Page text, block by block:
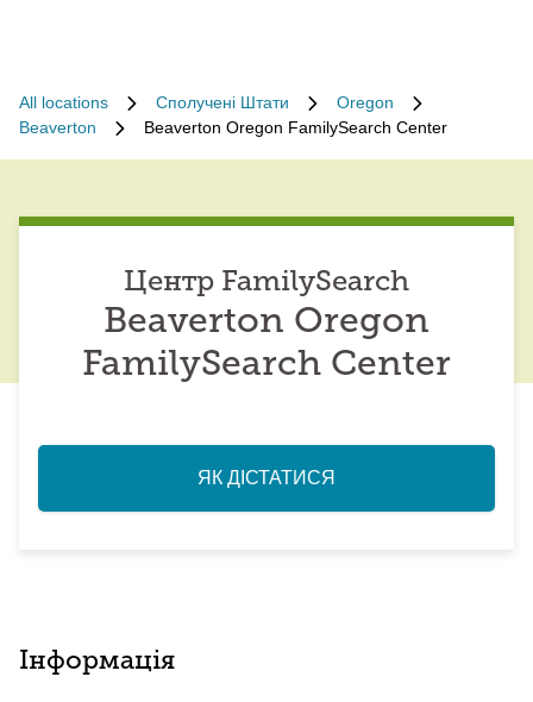
All locations Сполучені Штати
Oregon
Beaverton
Beaverton Oregon FamilySearch Center
Центр FamilySearch
Beaverton Oregon
FamilySearch Center
ЯК ДІСТАТИСЯ
Інформація